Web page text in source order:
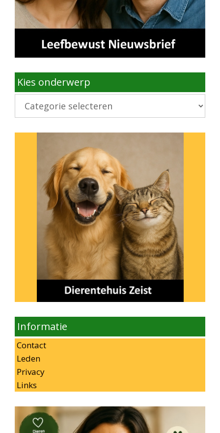
Kies onderwerp
Kies
onderwerp
Informatie
Contact
Leden
Privacy
Links